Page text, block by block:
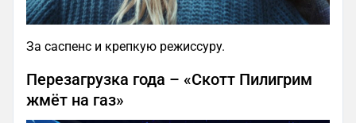
За саспенс и крепкую режиссуру.
Перезагрузка года – «Скотт Пилигрим
жмёт на газ»